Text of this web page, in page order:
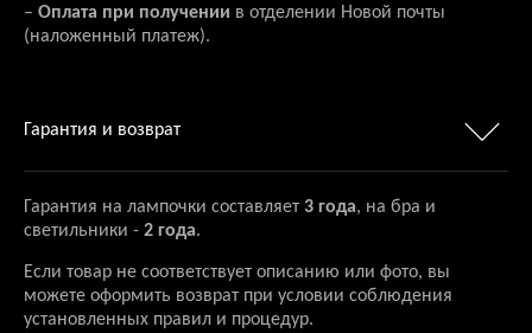
– Оплата при получении в отделении Новой почты
(наложенный платеж).
Гарантия и возврат
Гарантия на лампочки составляет 3 года, на бра и
светильники - 2 года.
Если товар не соответствует описанию или фото, вы
можете оформить возврат при условии соблюдения
установленных правил и процедур.